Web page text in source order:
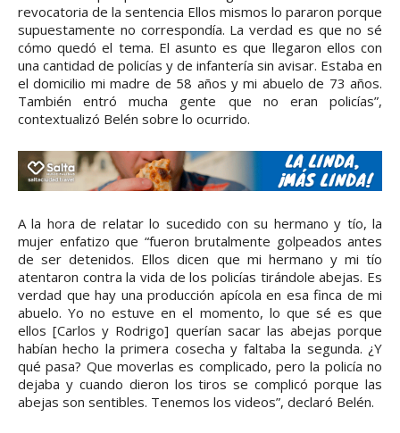
revocatoria de la sentencia Ellos mismos lo pararon porque
supuestamente no correspondía. La verdad es que no sé
cómo quedó el tema. El asunto es que llegaron ellos con
una cantidad de policías y de infantería sin avisar. Estaba en
el domicilio mi madre de 58 años y mi abuelo de 73 años.
También entró mucha gente que no eran policías”,
contextualizó Belén sobre lo ocurrido.
A la hora de relatar lo sucedido con su hermano y tío, la
mujer enfatizo que “fueron brutalmente golpeados antes
de ser detenidos. Ellos dicen que mi hermano y mi tío
atentaron contra la vida de los policías tirándole abejas. Es
verdad que hay una producción apícola en esa finca de mi
abuelo. Yo no estuve en el momento, lo que sé es que
ellos [Carlos y Rodrigo] querían sacar las abejas porque
habían hecho la primera cosecha y faltaba la segunda. ¿Y
qué pasa? Que moverlas es complicado, pero la policía no
dejaba y cuando dieron los tiros se complicó porque las
abejas son sentibles. Tenemos los videos”, declaró Belén.